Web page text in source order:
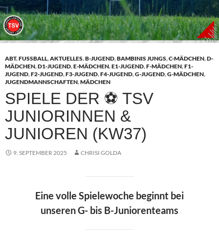
ABT. FUSSBALL ,AKTUELLES,B-JUGEND,BAMBINIS JUNGS,C-MÄDCHEN,D-
MÄDCHEN,D1-JUGEND,E-MÄDCHEN,E1-JUGEND,F-MÄDCHEN,F1-
JUGEND,F2-JUGEND,F3-JUGEND,F4-JUGEND,G-JUGEND,G-MÄDCHEN,
JUGENDMANNSCHAFTEN,MÄDCHEN
SPIELE DER ⚽ TSV
JUNIORINNEN &
JUNIOREN (KW37)
9. SEPTEMBER 2025 CHRISI GOLDA
Eine volle Spielewoche beginnt bei
unseren G- bis B-Juniorenteams